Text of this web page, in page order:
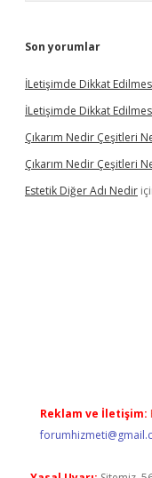
Son yorumlar
İLetişimde Dikkat
İLetişimde Dikkat
Çıkarım Nedir Çeşitleri
Çıkarım Nedir Çeşitleri
Estetik Diğer Adı Nedir
Reklam ve İletişim: